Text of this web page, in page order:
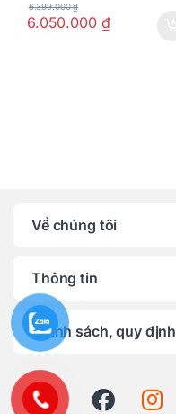
6.050.000 ₫
6.399.000₫
Về chúng tôi
Thông tin
Chính sách, quy định